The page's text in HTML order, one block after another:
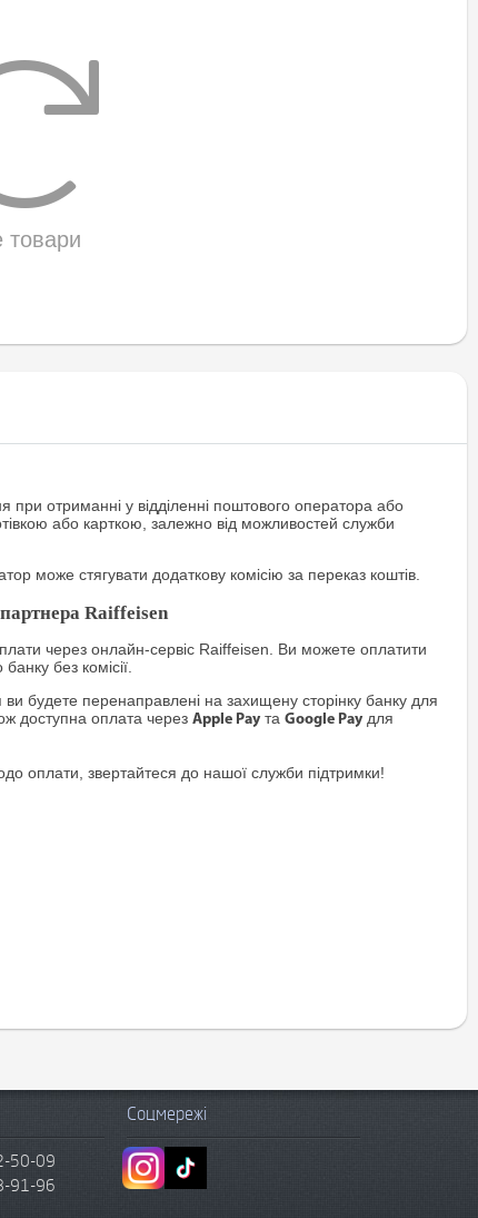
отриманні у відділенні поштового оператора або
або карткою, залежно від можливостей служби
може стягувати додаткову комісію за переказ коштів.
Raiffeisen
через онлайн-сервіс Raiffeisen. Ви можете оплатити
без комісії.
будете перенаправлені на захищену сторінку банку для
доступна оплата черезApple Pay таGoogle Pay для
оплати, звертайтеся до нашої служби підтримки!
50-09
91-96
Соцмережі